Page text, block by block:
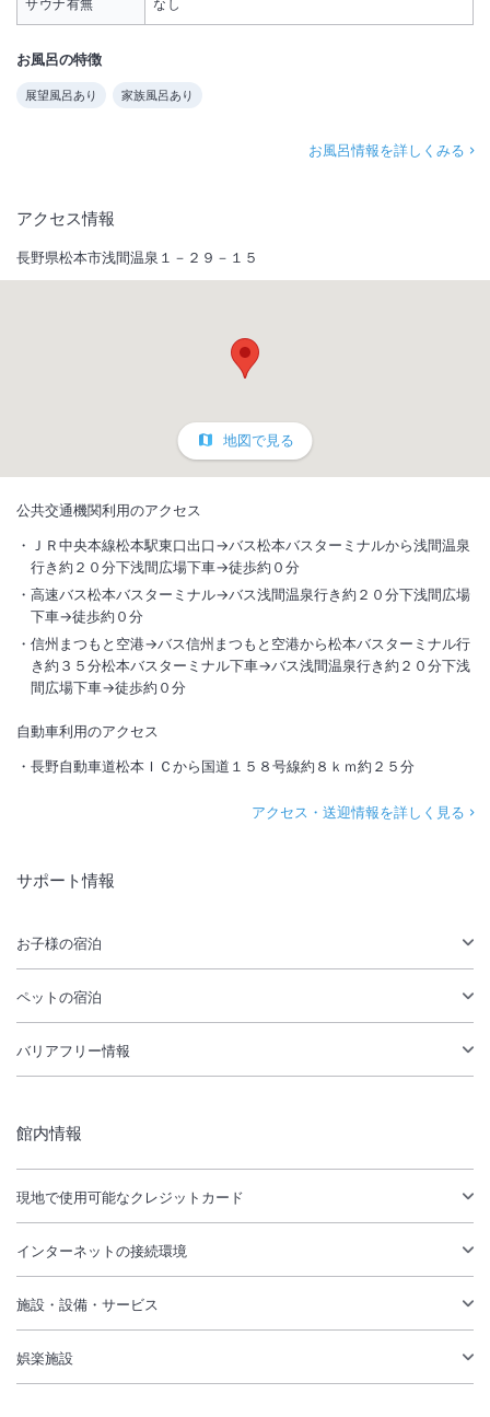
サウナ有無 なし
お風呂の特徴
展望風呂あり 家族風呂あり
お風呂情報を詳しくみる
アクセス情報
長野県松本市浅間温泉１－２９－１５
地図で見る
公共交通機関利用のアクセス
ＪＲ中央本線松本駅東口出口→バス松本バスターミナルから浅間温泉
行き約２０分下浅間広場下車→徒歩約０分
高速バス松本バスターミナル→バス浅間温泉行き約２０分下浅間広場
下車→徒歩約０分
信州まつもと空港→バス信州まつもと空港から松本バスターミナル行
き約３５分松本バスターミナル下車→バス浅間温泉行き約２０分下浅
間広場下車→徒歩約０分
自動車利用のアクセス
長野自動車道松本ＩＣから国道１５８号線約８ｋｍ約２５分
アクセス・送迎情報を詳しく見る
サポート情報
お子様の宿泊
ペットの宿泊
バリアフリー情報
館内情報
現地で使用可能なクレジットカード
インターネットの接続環境
施設・設備・サービス
娯楽施設